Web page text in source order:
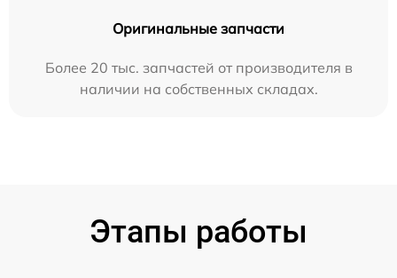
Оригинальные запчасти
Более 20 тыс. запчастей от производителя в
наличии на собственных складах.
Этапы работы